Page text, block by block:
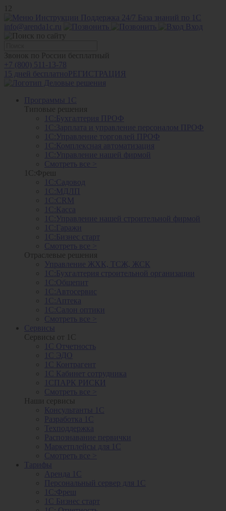
12
Инструкции Поддержка 24/7 База знаний по 1С
info@arenda1c.ru
Вход
Звонок по России бесплатный
+7 (800) 511-13-78
15 дней бесплатноРЕГИСТРАЦИЯ
Программы 1С
Типовые решения
1С:Бухгалтерия ПРОФ
1С:Зарплата и управление персоналом ПРОФ
1С:Управление торговлей ПРОФ
1С:Комплексная автоматизация
1С:Управление нашей фирмой
Смотреть все >
1С:Фреш
1С:Садовод
1С:МДЛП
1С:CRM
1С:Касса
1С:Управление нашей строительной фирмой
1С:Гаражи
1С:Бизнес старт
Смотреть все >
Отраслевые решения
Управление ЖХК, ТСЖ, ЖСК
1С:Бухгалтерия строительной организации
1С:Общепит
1С:Автосервис
1С:Аптека
1С:Салон оптики
Смотреть все >
Сервисы
Сервисы от 1С
1С Отчетность
1С ЭДО
1С Контрагент
1С Кабинет сотрудника
1СПАРК РИСКИ
Смотреть все >
Наши сервисы
Консультанты 1С
Разработка 1С
Техподдержка
Распознавание первички
Маркетплейсы для 1С
Смотреть все >
Тарифы
Аренда 1С
Персональный сервер для 1С
1С:Фреш
1С Бизнес старт